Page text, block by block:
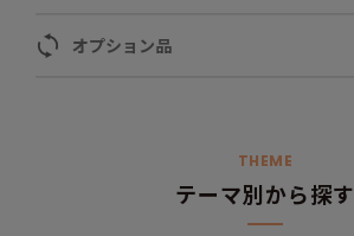
オプション品
THEME
テーマ別から探す